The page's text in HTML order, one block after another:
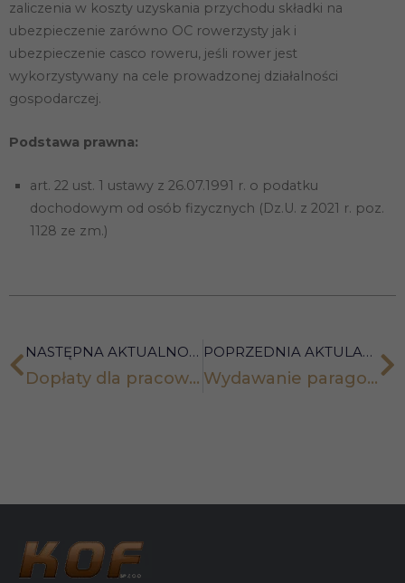
zaliczenia w koszty uzyskania przychodu składki na
ubezpieczenie zarówno OC rowerzysty jak i
ubezpieczenie casco roweru, jeśli rower jest
wykorzystywany na cele prowadzonej działalności
gospodarczej.
Podstawa prawna:
art. 22 ust. 1 ustawy z 26.07.1991 r. o podatku
dochodowym od osób fizycznych (Dz.U. z 2021 r. poz.
1128 ze zm.)
NASTĘPNA AKTUALNOŚĆ
Dopłaty dla pracowników bez podatku i ZUS?
POPRZEDNIA AKTULANOŚĆ
Wydawanie paragonów fiskalnych pod lupą Ministerstwa Finansów
nie są
opcjonalne. Są
one potrzebne
do
funkcjonowania
Abyśmy mogli
funkcjonalność
Doświadczenie
przejścia na nią.